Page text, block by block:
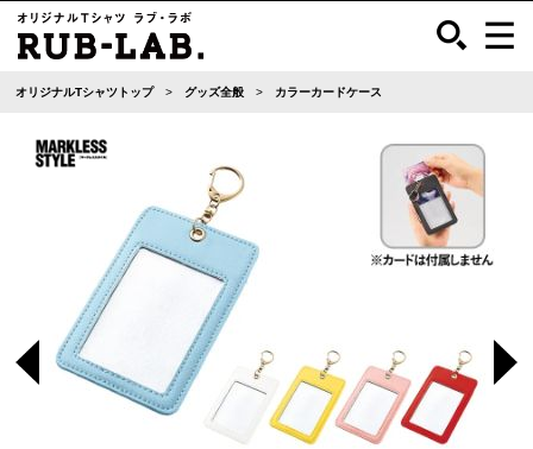
オリジナルTシャツトップ グッズ全般 カラーカードケース